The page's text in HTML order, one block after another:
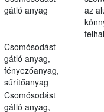
gátló anyag
az
Csomósodást
gátló anyag,
fényezőanyag,
sűrítőanyag
Csomósodást
gátló anyag,